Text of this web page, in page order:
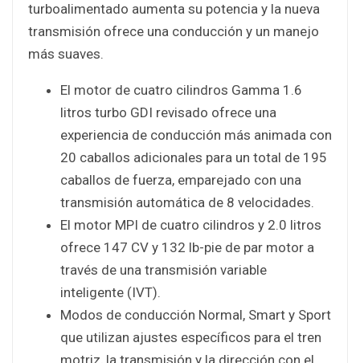
turboalimentado aumenta su potencia y la nueva
transmisión ofrece una conducción y un manejo
más suaves.
El motor de cuatro cilindros Gamma 1.6
litros turbo GDI revisado ofrece una
experiencia de conducción más animada con
20 caballos adicionales para un total de 195
caballos de fuerza, emparejado con una
transmisión automática de 8 velocidades.
El motor MPI de cuatro cilindros y 2.0 litros
ofrece 147 CV y 132 lb-pie de par motor a
través de una transmisión variable
inteligente (IVT).
Modos de conducción Normal, Smart y Sport
que utilizan ajustes específicos para el tren
motriz, la transmisión y la dirección con el